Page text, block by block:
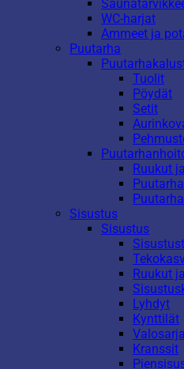
WC-harjat
Ammeet ja
Puutarha
Tuolit
Pöydät
Setit
Ruukut
Sisustus
Sisustus
Ruukut
Lyhdyt
Kynttilät
Kranssit